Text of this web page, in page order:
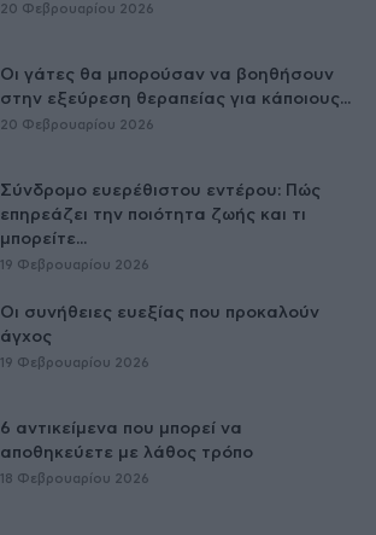
20 Φεβρουαρίου 2026
Οι γάτες θα μπορούσαν να βοηθήσουν
στην εξεύρεση θεραπείας για κάποιους...
20 Φεβρουαρίου 2026
Σύνδρομο ευερέθιστου εντέρου: Πώς
επηρεάζει την ποιότητα ζωής και τι
μπορείτε...
19 Φεβρουαρίου 2026
Οι συνήθειες ευεξίας που προκαλούν
άγχος
19 Φεβρουαρίου 2026
6 αντικείμενα που μπορεί να
αποθηκεύετε με λάθος τρόπο
18 Φεβρουαρίου 2026